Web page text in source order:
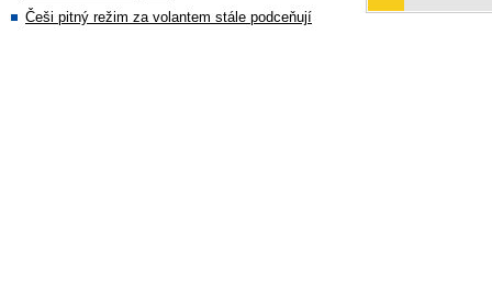
Češi pitný režim za volantem stále podceňují